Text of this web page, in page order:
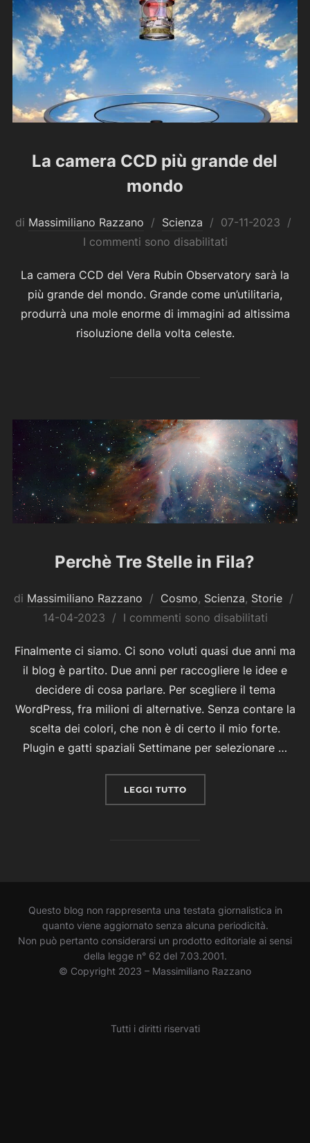
La camera CCD più grande del
mondo
di Massimiliano Razzano Scienza
Pubblicato
il
07-11-2023
I commenti sono disabilitati
La camera CCD del Vera Rubin Observatory sarà la
più grande del mondo. Grande come un’utilitaria,
produrrà una mole enorme di immagini ad altissima
risoluzione della volta celeste.
Perchè Tre Stelle in Fila?
di Massimiliano Razzano Cosmo, Scienza, Storie
Pubblicato
14-04-2023 I commenti sono disabilitati
Finalmente ci siamo. Ci sono voluti quasi due anni ma
il blog è partito. Due anni per raccogliere le idee e
decidere di cosa parlare. Per scegliere il tema
WordPress, fra milioni di alternative. Senza contare la
scelta dei colori, che non è di certo il mio forte.
Plugin e gatti spaziali Settimane per selezionare …
LEGGI TUTTO“PERCHÈ TRE STELLE IN
Questo blog non rappresenta una testata giornalistica in
quanto viene aggiornato senza alcuna periodicità.
Non può pertanto considerarsi un prodotto editoriale ai sensi
della legge n° 62 del 7.03.2001.
© Copyright 2023 – Massimiliano Razzano
Tutti i diritti riservati